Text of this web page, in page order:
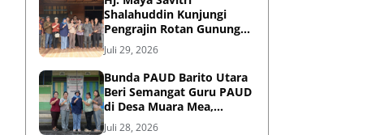
Shalahuddin Kunjungi
Pengrajin Rotan Gunung
Purei, Dorong HAKI dan
Penguatan UMKM Berbasis
Kearifan Lokal
Juli 29, 2026
Bunda PAUD Barito Utara
Beri Semangat Guru PAUD
di Desa Muara Mea,
Gunung Purei
Juli 28, 2026